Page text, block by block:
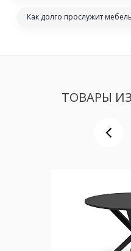
Как долго прослужит
ТОВАРЫ